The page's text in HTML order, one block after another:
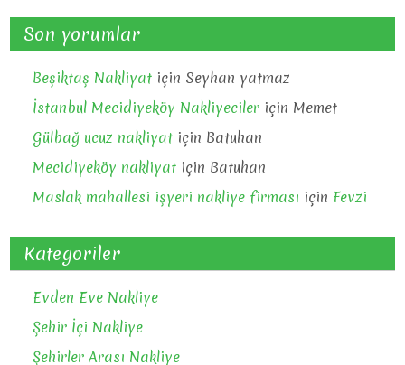
Son yorumlar
Beşiktaş Nakliyat için Seyhan yatmaz
İstanbul Mecidiyeköy Nakliyeciler için Memet
Gülbağ ucuz nakliyat için Batuhan
Mecidiyeköy nakliyat için Batuhan
Maslak mahallesi işyeri nakliye firması için Fevzi
Kategoriler
Evden Eve Nakliye
Şehir İçi Nakliye
Şehirler Arası Nakliye